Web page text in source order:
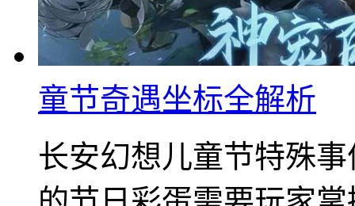
童节奇遇坐标全解析
长安幻想儿童节特殊